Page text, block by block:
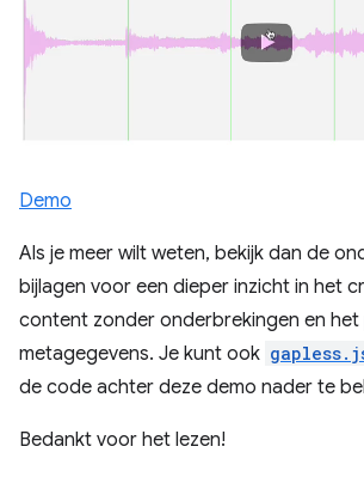
Demo
Als je meer wilt weten, bekijk dan de
bijlagen voor een dieper inzicht in het
content zonder onderbrekingen en het
metagegevens. Je kunt ook
de code achter deze demo nader te
Bedankt voor het lezen!